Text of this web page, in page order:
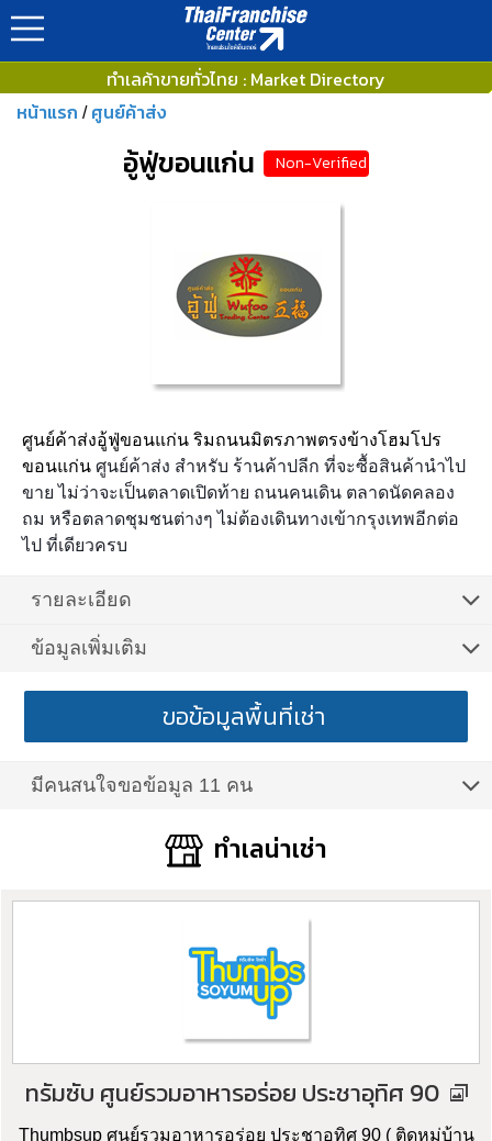
ทำเลค้าขายทั่วไทย : Market Directory
หน้าแรก / ศูนย์ค้าส่ง
อู้ฟู่ขอนแก่น Non-Verified
ศูนย์ค้าส่งอู้ฟู่ขอนแก่น ริมถนนมิตรภาพตรงข้างโฮมโปร
ขอนแก่น ศูนย์ค้าส่ง สำหรับ ร้านค้าปลีก ที่จะซื้อสินค้านำไป
ขาย ไม่ว่าจะเป็นตลาดเปิดท้าย ถนนคนเดิน ตลาดนัดคลอง
ถม หรือตลาดชุมชนต่างๆไม่ต้องเดินทางเข้ากรุงเทพอีกต่อ
ไป ที่เดียวครบ
รายละเอียด
ข้อมูลเพิ่มเติม
ขอข้อมูลพื้นที่เช่า
มีคนสนใจขอข้อมูล 11 คน
ทำเลน่าเช่า
ทรัมซับ ศูนย์รวมอาหารอร่อย ประชาอุทิศ 90
Thumbsup ศูนย์รวมอาหารอร่อย ประชาอุทิศ 90 ( ติดหมู่บ้าน